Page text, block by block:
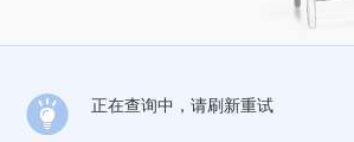
正在查询中，请刷新重试